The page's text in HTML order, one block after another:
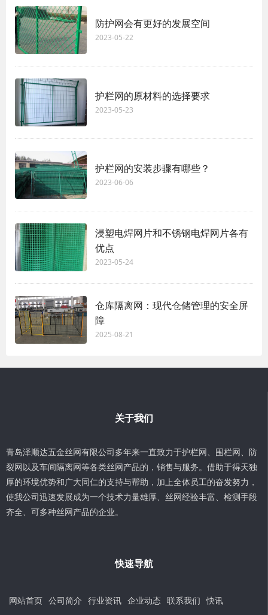
防护网会有更好的发展空间
2023-05-22
护栏网的原材料的选择要求
2023-05-23
护栏网的安装步骤有哪些？
2023-06-06
浸塑电焊网片和不锈钢电焊网片各有
优点
2023-05-24
仓库隔离网：现代仓储管理的安全屏
障
2025-08-21
关于我们
青岛泽顺达五金丝网有限公司多年来一直致力于护栏网、围栏网、防
裂网以及车间隔离网等各类丝网产品的，销售与服务。借助于得天独
厚的环境优势和广大同仁的支持与帮助，加上全体员工的奋发努力，
使我公司迅速发展成为一个技术力量雄厚、丝网经验丰富、检测手段
齐全、可多种丝网产品的企业。
快速导航
网站首页 公司简介 行业资讯 企业动态 联系我们 快讯